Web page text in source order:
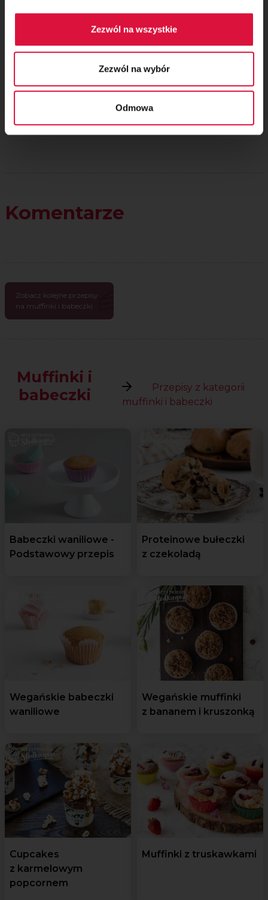
Zezwól na wszystkie
Zezwól na wybór
Odmowa
Oceń przepis!
Komentarze
Zobacz kolejne przepisy
na muffinki i babeczki
Muffinki i
babeczki
Przepisy z kategorii
muffinki i babeczki
Babeczki waniliowe -
Podstawowy przepis
Proteinowe bułeczki
z czekoladą
Wegańskie babeczki
waniliowe
Wegańskie muffinki
z bananem i kruszonką
Cupcakes
z karmelowym
popcornem
Muffinki z truskawkami